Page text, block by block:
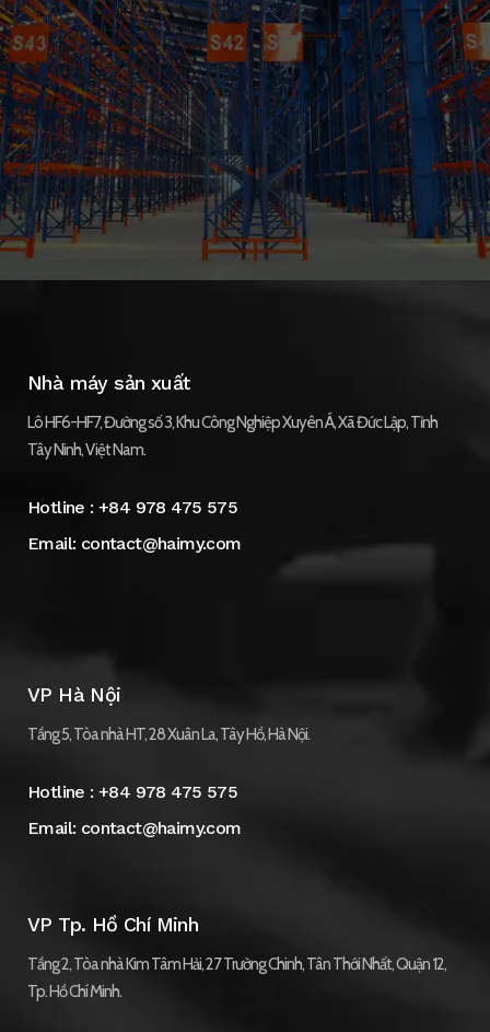
Nhà máy sản xuất
Lô HF6-HF7, Đường số 3, Khu Công Nghiệp Xuyên Á, Xã Đức Lập, Tỉnh
Tây Ninh, Việt Nam.
Hotline :+84 978 475 575
Email: contact@haimy.com
VP Hà Nội
Tầng 5, Tòa nhà HT, 28 Xuân La, Tây Hồ, Hà Nội.
Hotline :+84 978 475 575
Email: contact@haimy.com
VP Tp. Hồ Chí Minh
Tầng 2, Tòa nhà Kim Tâm Hải, 27 Trường Chinh, Tân Thới Nhất, Quận 12,
Tp. Hồ Chí Minh.